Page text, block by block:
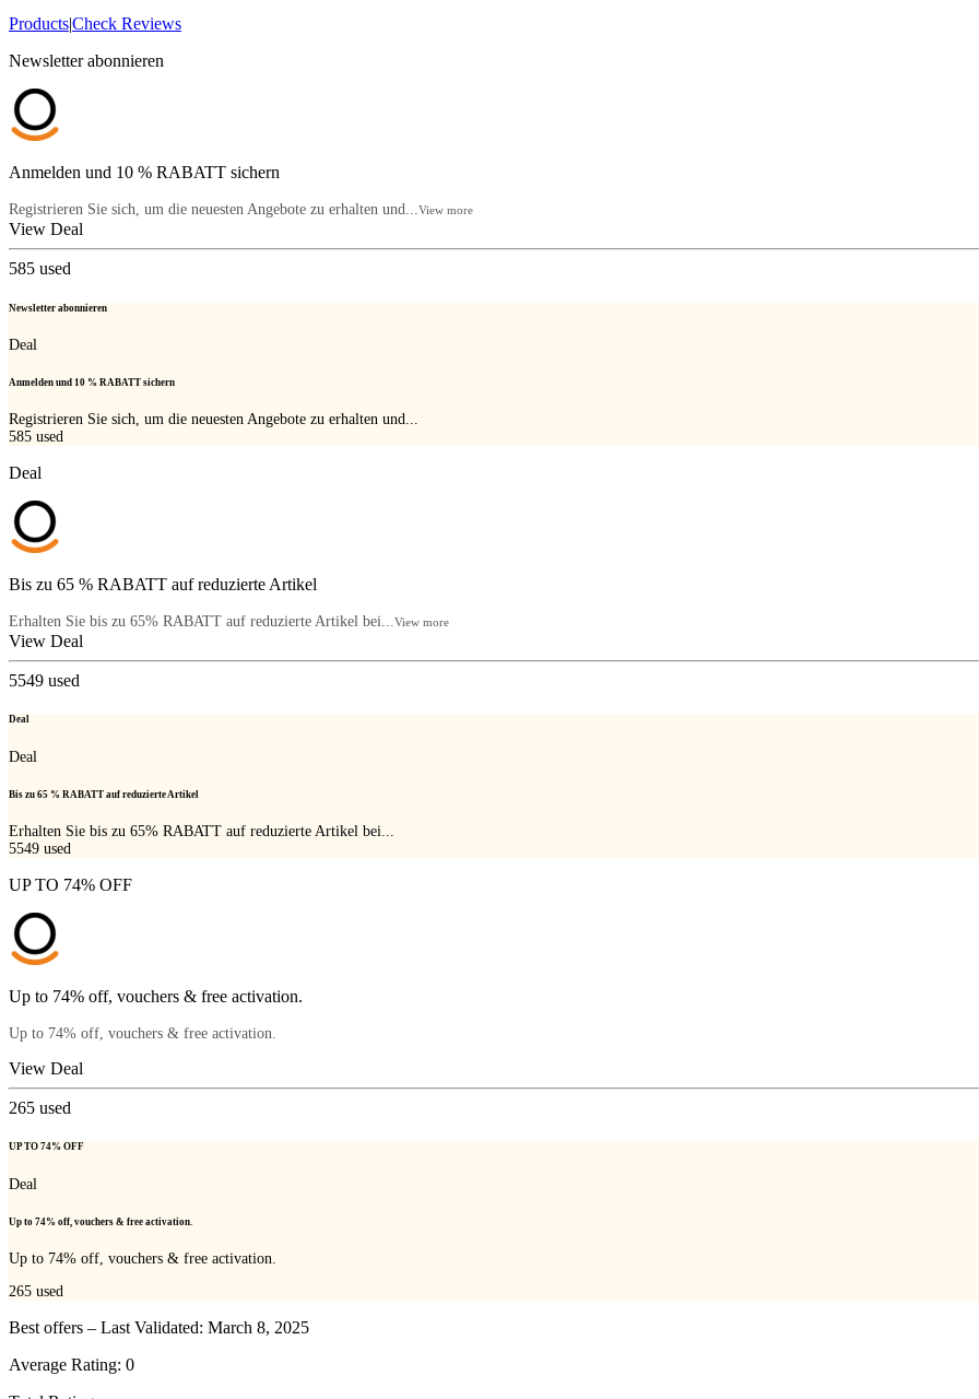
Products|Check Reviews
Newsletter abonnieren
Anmelden und 10 % RABATT sichern
Registrieren Sie sich, um die neuesten Angebote zu erhalten und...View more
View Deal
585 used
Newsletter abonnieren
Deal
Anmelden und 10 % RABATT sichern
Registrieren Sie sich, um die neuesten Angebote zu erhalten und...
585 used
Deal
Bis zu 65 % RABATT auf reduzierte Artikel
Erhalten Sie bis zu 65% RABATT auf reduzierte Artikel bei...View more
View Deal
5549 used
Deal
Deal
Bis zu 65 % RABATT auf reduzierte Artikel
Erhalten Sie bis zu 65% RABATT auf reduzierte Artikel bei...
5549 used
UP TO 74% OFF
Up to 74% off, vouchers & free activation.
Up to 74% off, vouchers & free activation.
View Deal
265 used
UP TO 74% OFF
Deal
Up to 74% off, vouchers & free activation.
Up to 74% off, vouchers & free activation.
265 used
Best offers – Last Validated: March 8, 2025
Average Rating: 0